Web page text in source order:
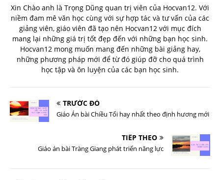
Xin Chào anh là Trọng Dũng quan trị viên của Hocvan12. Với
niềm đam mê văn học cùng với sự hợp tác và tư vấn của các
giảng viên, giáo viên đã tạo nên Hocvan12 với mục đích
mang lại những giá trị tốt đẹp đến với những bạn học sinh.
Hocvan12 mong muốn mang đến những bài giảng hay,
những phương pháp mới để từ đó giúp đỡ cho quá trình
học tập và ôn luyện của các bạn học sinh.
TRƯỚC ĐÓ
Giáo Án bài Chiều Tối hay nhất theo định hương mới
TIẾP THEO
Giáo án bài Tràng Giang phát triển năng lực